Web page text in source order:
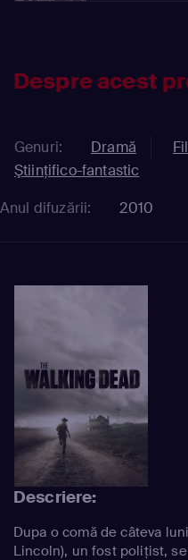
Despre acest
Genuri: Dramă
Ştiinţifico-fantastic
Anul difuzării:
2010
Descriere:
Dupa o comă de câteva
Lincoln), un fost poliţist,